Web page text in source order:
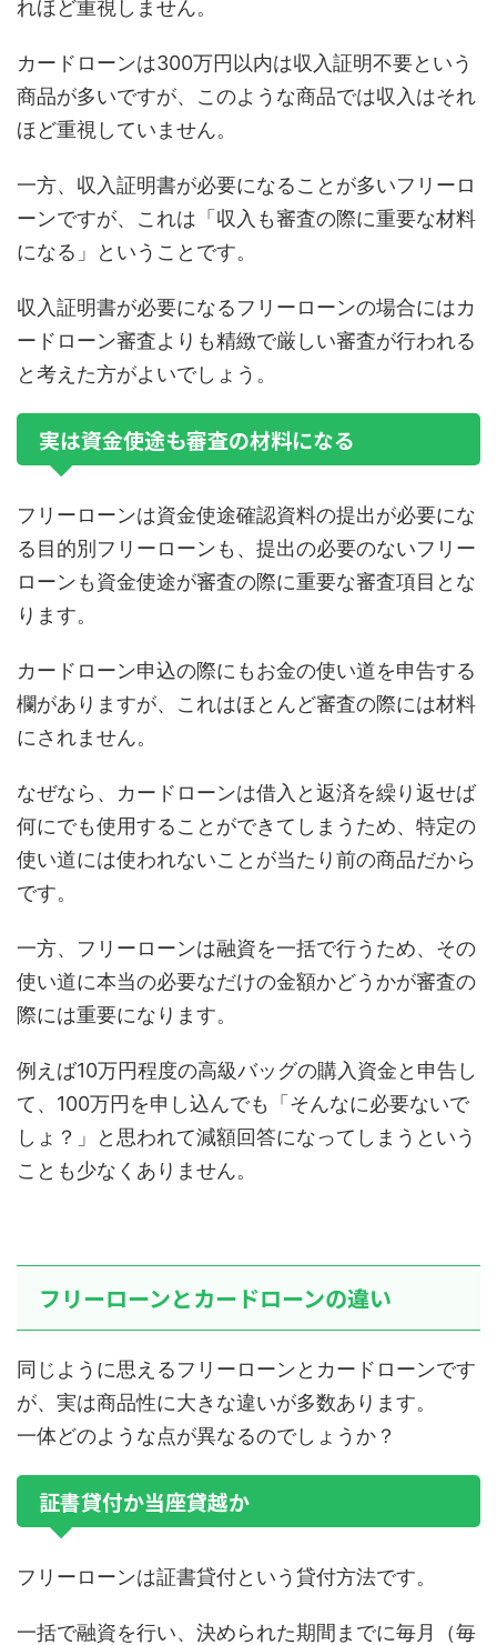
れほど重視しません。
カードローンは300万円以内は収入証明不要という
商品が多いですが、このような商品では収入はそれ
ほど重視していません。
一方、収入証明書が必要になることが多いフリーロ
ーンですが、これは「収入も審査の際に重要な材料
になる」ということです。
収入証明書が必要になるフリーローンの場合にはカ
ードローン審査よりも精緻で厳しい審査が行われる
と考えた方がよいでしょう。
実は資金使途も審査の材料になる
フリーローンは資金使途確認資料の提出が必要にな
る目的別フリーローンも、提出の必要のないフリー
ローンも資金使途が審査の際に重要な審査項目とな
ります。
カードローン申込の際にもお金の使い道を申告する
欄がありますが、これはほとんど審査の際には材料
にされません。
なぜなら、カードローンは借入と返済を繰り返せば
何にでも使用することができてしまうため、特定の
使い道には使われないことが当たり前の商品だから
です。
一方、フリーローンは融資を一括で行うため、その
使い道に本当の必要なだけの金額かどうかが審査の
際には重要になります。
例えば10万円程度の高級バッグの購入資金と申告し
て、100万円を申し込んでも「そんなに必要ないで
しょ？」と思われて減額回答になってしまうという
ことも少なくありません。
フリーローンとカードローンの違い
同じように思えるフリーローンとカードローンです
が、実は商品性に大きな違いが多数あります。
一体どのような点が異なるのでしょうか？
証書貸付か当座貸越か
フリーローンは証書貸付という貸付方法です。
一括で融資を行い、決められた期間までに毎月（毎